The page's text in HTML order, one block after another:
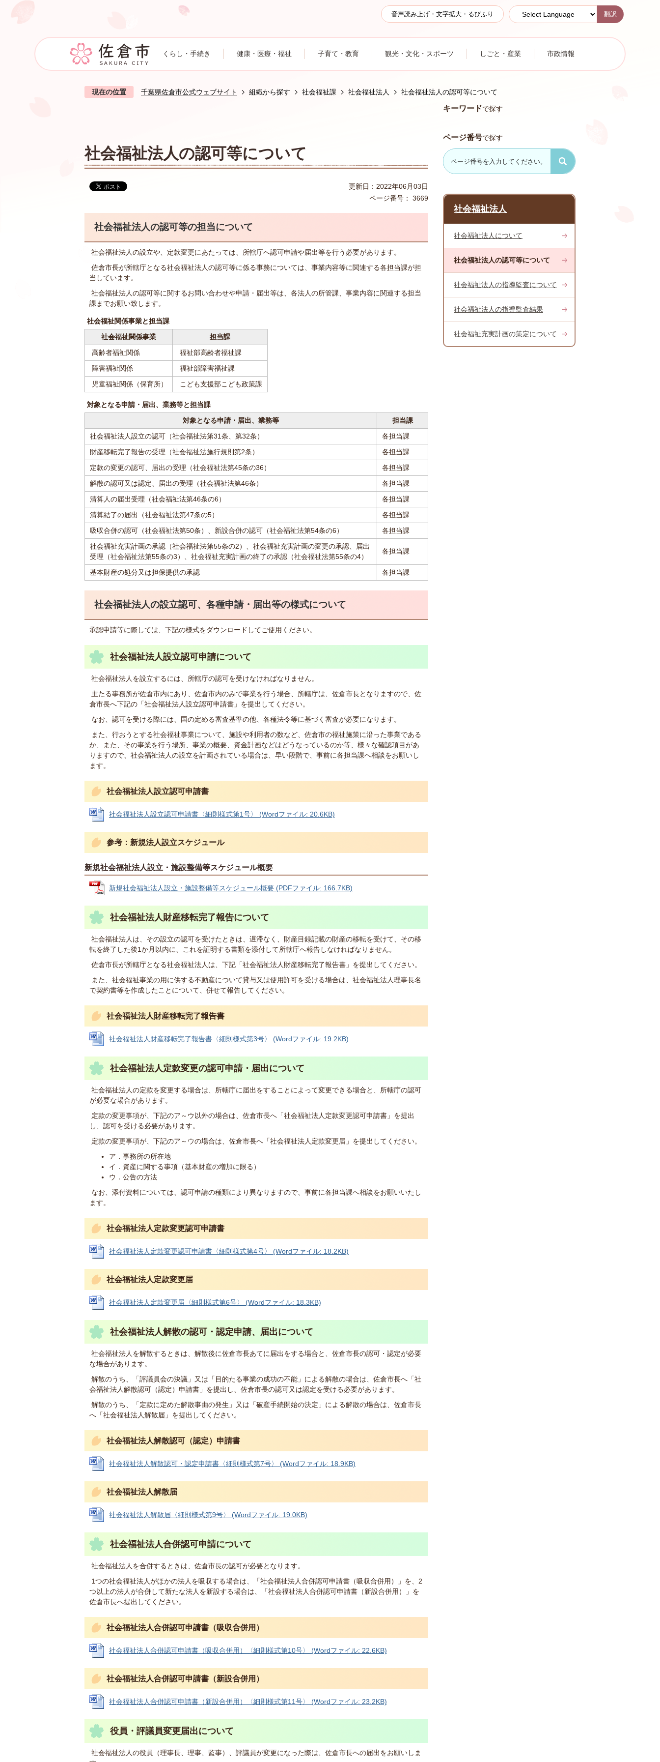
音声読み上げ・文字拡大・るびふり 翻訳
くらし・手続き 健康・医療・福祉 子育て・教育 観光・文化・スポーツ しごと・産業 市政情報
現在の位置 千葉県佐倉市公式ウェブサイト 組織から探す 社会福祉課 社会福祉法人 社会福祉法人の認可等について
社会福祉法人の認可等について
更新日：2022年06月03日
ページ番号：
3669
社会福祉法人の認可等の担当について
社会福祉法人の設立や、定款変更にあたっては、所轄庁へ認可申請や届出等を行う必要があります。
佐倉市長が所轄庁となる社会福祉法人の認可等に係る事務については、事業内容等に関連する各担当課が担
当しています。
社会福祉法人の認可等に関するお問い合わせや申請・届出等は、各法人の所管課、事業内容に関連する担当
課までお願い致します。
社会福祉関係事業と担当課
社会福祉関係事業
担当課
高齢者福祉関係
福祉部高齢者福祉課
障害福祉関係
福祉部障害福祉課
児童福祉関係（保育所）
こども支援部こども政策課
対象となる申請・届出、業務等と担当課
対象となる申請・届出、業務等
担当課
社会福祉法人設立の認可（社会福祉法第31条、第32条）
各担当課
財産移転完了報告の受理（社会福祉法施行規則第2条）
各担当課
定款の変更の認可、届出の受理（社会福祉法第45条の36）
各担当課
解散の認可又は認定、届出の受理（社会福祉法第46条）
各担当課
清算人の届出受理（社会福祉法第46条の6）
各担当課
清算結了の届出（社会福祉法第47条の5）
各担当課
吸収合併の認可（社会福祉法第50条）、新設合併の認可（社会福祉法第54条の6）
各担当課
社会福祉充実計画の承認（社会福祉法第55条の2）、社会福祉充実計画の変更の承認、届出
受理（社会福祉法第55条の3）、社会福祉充実計画の終了の承認（社会福祉法第55条の4）
各担当課
基本財産の処分又は担保提供の承認 各担当課
社会福祉法人の設立認可、各種申請・届出等の様式について
承認申請等に際しては、下記の様式をダウンロードしてご使用ください。
社会福祉法人設立認可申請について
社会福祉法人を設立するには、所轄庁の認可を受けなければなりません。
主たる事務所が佐倉市内にあり、佐倉市内のみで事業を行う場合、所轄庁は、佐倉市長となりますので、佐
倉市長へ下記の「社会福祉法人設立認可申請書」を提出してください。
なお、認可を受ける際には、国の定める審査基準の他、各種法令等に基づく審査が必要になります。
また、行おうとする社会福祉事業について、施設や利用者の数など、佐倉市の福祉施策に沿った事業である
か、また、その事業を行う場所、事業の概要、資金計画などはどうなっているのか等、様々な確認項目があ
りますので、社会福祉法人の設立を計画されている場合は、早い段階で、事前に各担当課へ相談をお願いし
ます。
社会福祉法人設立認可申請書
社会福祉法人設立認可申請書〈細則様式第1号〉 (Wordファイル: 20.6KB)
参考：新規法人設立スケジュール
新規社会福祉法人設立・施設整備等スケジュール概要
新規社会福祉法人設立・施設整備等スケジュール概要 (PDFファイル: 166.7KB)
社会福祉法人財産移転完了報告について
社会福祉法人は、その設立の認可を受けたときは、遅滞なく、財産目録記載の財産の移転を受けて、その移
転を終了した後1か月以内に、これを証明する書類を添付して所轄庁へ報告しなければなりません。
佐倉市長が所轄庁となる社会福祉法人は、下記「社会福祉法人財産移転完了報告書」を提出してください。
また、社会福祉事業の用に供する不動産について貸与又は使用許可を受ける場合は、社会福祉法人理事長名
で契約書等を作成したことについて、併せて報告してください。
社会福祉法人財産移転完了報告書
社会福祉法人財産移転完了報告書〈細則様式第3号〉 (Wordファイル: 19.2KB)
社会福祉法人定款変更の認可申請・届出について
社会福祉法人の定款を変更する場合は、所轄庁に届出をすることによって変更できる場合と、所轄庁の認可
が必要な場合があります。
定款の変更事項が、下記のア～ウ以外の場合は、佐倉市長へ「社会福祉法人定款変更認可申請書」を提出
し、認可を受ける必要があります。
定款の変更事項が、下記のア～ウの場合は、佐倉市長へ「社会福祉法人定款変更届」を提出してください。
ア．事務所の所在地
イ．資産に関する事項（基本財産の増加に限る）
ウ．公告の方法
なお、添付資料については、認可申請の種類により異なりますので、事前に各担当課へ相談をお願いいたし
ます。
社会福祉法人定款変更認可申請書
社会福祉法人定款変更認可申請書〈細則様式第4号〉 (Wordファイル: 18.2KB)
社会福祉法人定款変更届
社会福祉法人定款変更届〈細則様式第6号〉 (Wordファイル: 18.3KB)
社会福祉法人解散の認可・認定申請、届出について
社会福祉法人を解散するときは、解散後に佐倉市長あてに届出をする場合と、佐倉市長の認可・認定が必要
な場合があります。
解散のうち、「評議員会の決議」又は「目的たる事業の成功の不能」による解散の場合は、佐倉市長へ「社
会福祉法人解散認可（認定）申請書」を提出し、佐倉市長の認可又は認定を受ける必要があります。
解散のうち、「定款に定めた解散事由の発生」又は「破産手続開始の決定」による解散の場合は、佐倉市長
へ「社会福祉法人解散届」を提出してください。
社会福祉法人解散認可（認定）申請書
社会福祉法人解散認可・認定申請書〈細則様式第7号〉 (Wordファイル: 18.9KB)
社会福祉法人解散届
社会福祉法人解散届〈細則様式第9号〉 (Wordファイル: 19.0KB)
社会福祉法人合併認可申請について
社会福祉法人を合併するときは、佐倉市長の認可が必要となります。
1つの社会福祉法人がほかの法人を吸収する場合は、「社会福祉法人合併認可申請書（吸収合併用）」を、2
つ以上の法人が合併して新たな法人を新設する場合は、「社会福祉法人合併認可申請書（新設合併用）」を
佐倉市長へ提出してください。
社会福祉法人合併認可申請書（吸収合併用）
社会福祉法人合併認可申請書（吸収合併用）〈細則様式第10号〉 (Wordファイル: 22.6KB)
社会福祉法人合併認可申請書（新設合併用）
社会福祉法人合併認可申請書（新設合併用）〈細則様式第11号〉 (Wordファイル: 23.2KB)
役員・評議員変更届出について
社会福祉法人の役員（理事長、理事、監事）、評議員が変更になった際は、佐倉市長への届出をお願いしま
キーワードで探す
ページ番号で探す
社会福祉法人
社会福祉法人について
社会福祉法人の認可等について
社会福祉法人の指導監査について
社会福祉法人の指導監査結果
社会福祉充実計画の策定について